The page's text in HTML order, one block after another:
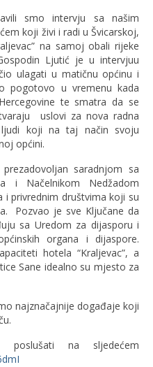
smo intervju sa našim
koji živi i radi u Švicarskoj,
na samoj obali rijeke
Ljutić je u intervjuu
ulagati u matičnu općinu i
pogotovo u vremenu kada
te smatra da se
uslovi za nova radna
koji na taj način svoju
općini.
saradnjom sa
i Načelnikom Nedžadom
i privrednim društvima koji su
Pozvao je sve Ključane da
sa Uredom za dijasporu i
organa i dijaspore.
hotela “Kraljevac”, a
Sane idealno su mjesto za
najznačajnije događaje koji
poslušati na sljedećem